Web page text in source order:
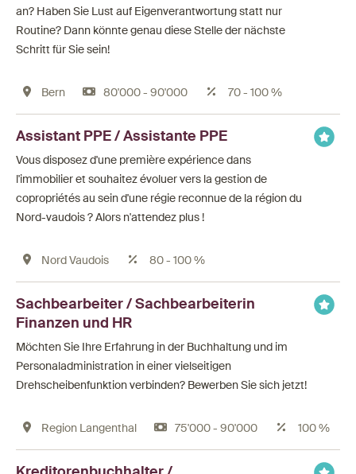
an? Haben Sie Lust auf Eigenverantwortung statt nur
Routine? Dann könnte genau diese Stelle der nächste
Schritt für Sie sein!
Bern 80'000 - 90'000 70 - 100 %
Assistant PPE / Assistante PPE
Vous disposez d'une première expérience dans
l'immobilier et souhaitez évoluer vers la gestion de
copropriétés au sein d'une régie reconnue de la région du
Nord-vaudois ? Alors n'attendez plus !
Nord Vaudois 80 - 100 %
Sachbearbeiter / Sachbearbeiterin
Finanzen und HR
Möchten Sie Ihre Erfahrung in der Buchhaltung und im
Personaladministration in einer vielseitigen
Drehscheibenfunktion verbinden? Bewerben Sie sich jetzt!
Region Langenthal 75'000 - 90'000 100 %